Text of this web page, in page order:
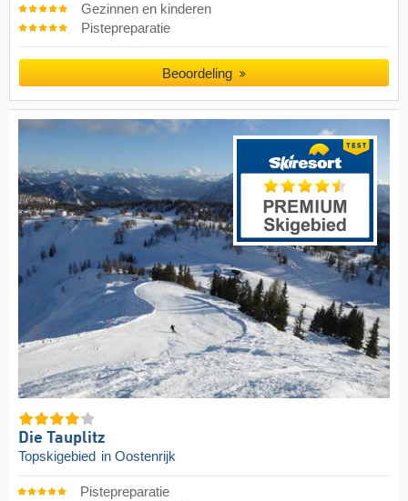
Gezinnen en kinderen
Pistepreparatie
Beoordeling
Die Tauplitz
Topskigebied in Oostenrijk
Pistepreparatie